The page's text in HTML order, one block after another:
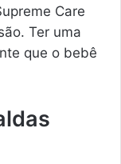
Care
Ter uma
que o bebê